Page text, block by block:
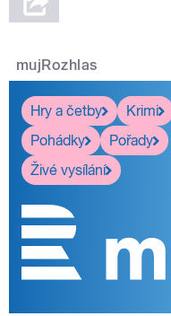
mujRozhlas
Hry a četby
Krimi
Pohádky
Pořady
Živé vysílání